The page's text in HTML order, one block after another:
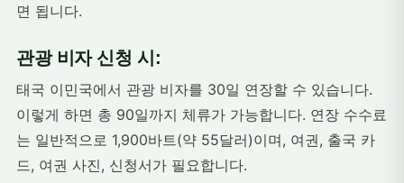
면 됩니다.
관광 비자 신청 시:
태국 이민국에서 관광 비자를 30일 연장할 수 있습니다.
이렇게 하면 총 90일까지 체류가 가능합니다. 연장 수수료
는 일반적으로 1,900바트(약 55달러)이며, 여권, 출국 카
드, 여권 사진, 신청서가 필요합니다.